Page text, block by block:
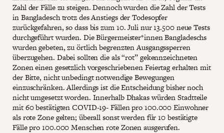
Zahl der Fälle zu steigen. Dennoch wurden die Zahl der Tests
in Bangladesch trotz des Anstiegs der Todesopfer
zurückgefahren, so dass bis zum 10. Juli nur 13.500 neue Tests
durchgeführt wurden. Die Bürgermeister*innen Bangladeschs
wurden gebeten, zu örtlich begrenzten Ausgangssperren
überzugehen. Dabei sollten die als “rot” gekennzeichneten
Zonen einen gesetzlich vorgeschriebenen Feiertag erhalten mit
der Bitte, nicht unbedingt notwendige Bewegungen
einzuschränken. Allerdings ist die Entscheidung bisher noch
nicht umgesetzt worden. Innerhalb Dhakas würden Stadtteile
mit 60 bestätigten COVID-19- Fällen pro 100.000 Einwohner
als rote Zone gelten; überall sonst werden für 10 bestätigte
Fälle pro 100.000 Menschen rote Zonen ausgerufen.